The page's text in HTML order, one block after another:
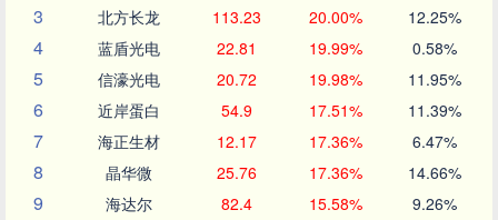
3 北方长龙 113.23 20.00% 12.25%
4 蓝盾光电 22.81 19.99% 0.58%
5 信濠光电 20.72 19.98% 11.95%
6 近岸蛋白 54.9 17.51% 11.39%
7 海正生材 12.17 17.36% 6.47%
8 晶华微 25.76 17.36% 14.66%
9 海达尔 82.4 15.58% 9.26%